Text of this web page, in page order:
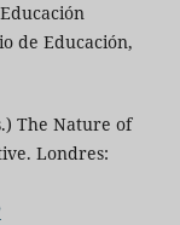
de Educación,
The Nature of
Londres: